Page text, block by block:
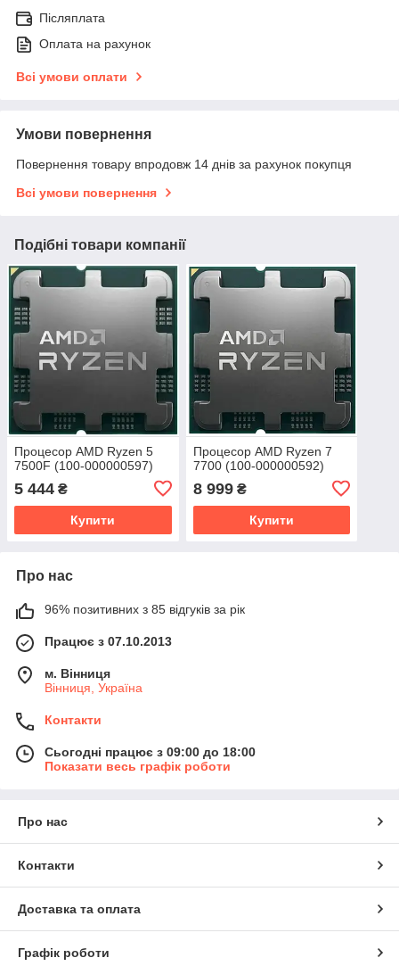
Післяплата
Оплата на рахунок
Всі умови оплати
Умови повернення
Повернення товару впродовж 14 днів за рахунок покупця
Всі умови повернення
Подібні товари компанії
Процесор AMD Ryzen 5
7500F (100-000000597)
5 444 ₴
Купити
Процесор AMD Ryzen 7
7700 (100-000000592)
8 999₴
Купити
Про нас
96% позитивних з 85 відгуків за рік
Працює з 07.10.2013
м. Вінниця
Вінниця, Україна
Контакти
Сьогодні працює з 09:00 до 18:00
Показати весь графік роботи
Про нас
Контакти
Доставка та оплата
Графік роботи